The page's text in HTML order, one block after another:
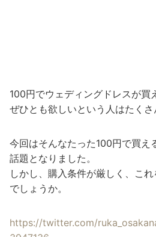
100円でウェディングドレスが買
ぜひとも欲しいという人はたくさ
今回はそんなたった100円で買え
話題となりました。
しかし、購入条件が厳しく、こ
でしょうか。
https://twitter.com/